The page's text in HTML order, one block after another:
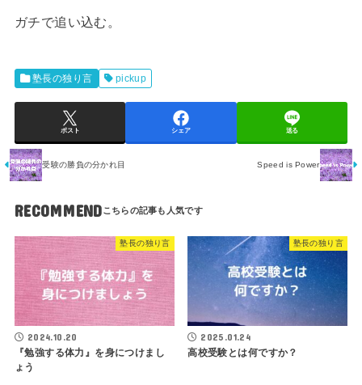
ガチで追い込む。
塾長の独り言 pickup
ポスト シェア 送る
受験の勝負の分かれ目 Speed is Power
RECOMMEND
塾長の独り言
2024.10.20
『勉強する体力』を身につけまし
ょう
塾長の独り言
2025.01.24
高校受験とは何ですか？